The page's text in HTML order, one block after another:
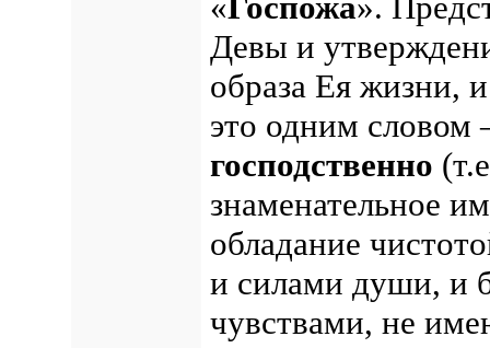
Девы и
образа Ея жизни,
это одним
господственно
знаменательное
обладание
и силами души, и
чувствами, не